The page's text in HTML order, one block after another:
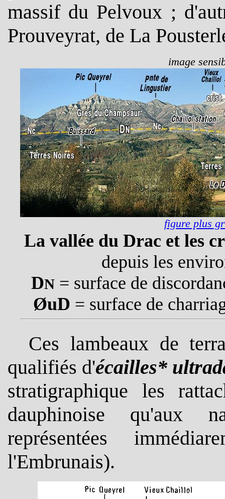
massif du Pelvoux ;
Prouveyrat, de La
image
figure plus
La vallée du Drac et les
depuis les
DN= surface de
ØuD = surface de
Ces lambeaux de
qualifiés d'écailles*
stratigraphique les
dauphinoise qu'aux
représentées
l'Embrunais).